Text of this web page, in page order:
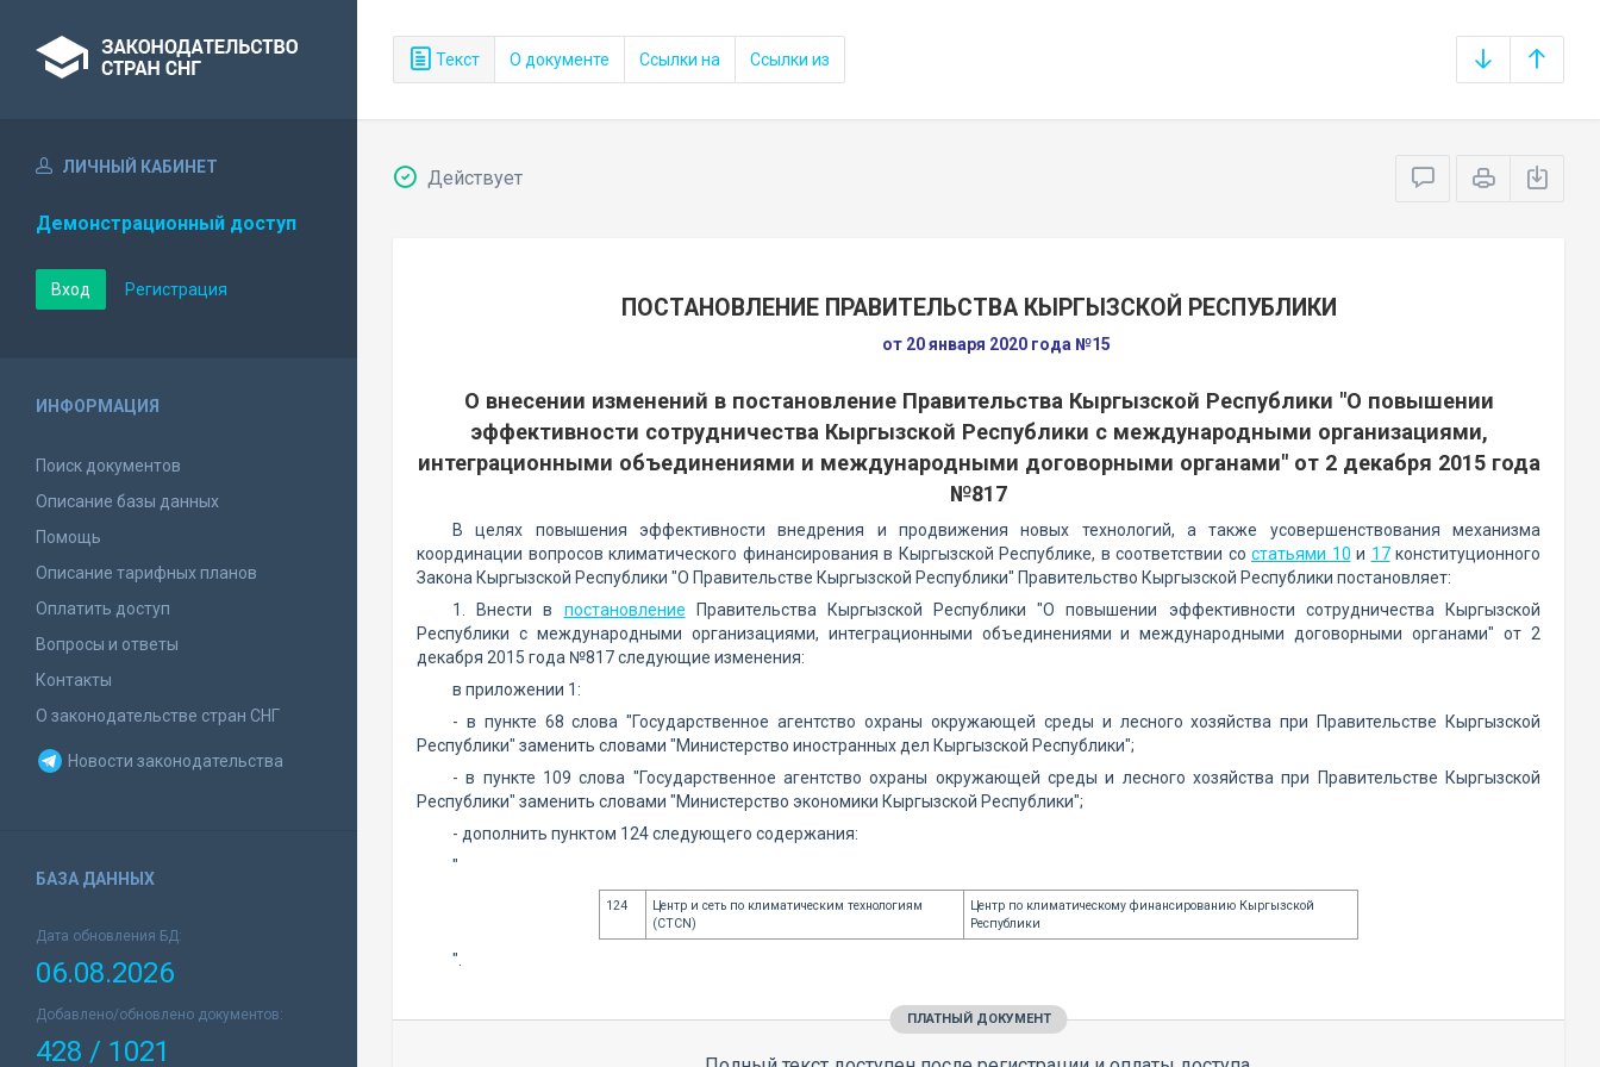
Текст О документе Ссылки на Ссылки из
ЛИЧНЫЙ КАБИНЕТ
Демонстрационный доступ
Вход Регистрация
ИНФОРМАЦИЯ
Поиск документов
Описание базы данных
Помощь
Описание тарифных планов
Оплатить доступ
Вопросы и ответы
Контакты
О законодательстве стран СНГ
Новости законодательства
БАЗА ДАННЫХ
Дата обновления БД:
06.08.2026
Добавлено/обновлено документов:
428 / 1021
Действует
ПОСТАНОВЛЕНИЕ ПРАВИТЕЛЬСТВА КЫРГЫЗСКОЙ РЕСПУБЛИКИ
от 20 января 2020 года №15
О внесении изменений в постановление Правительства Кыргызской Республики "О повышении
эффективности сотрудничества Кыргызской Республики с международными организациями,
интеграционными объединениями и международными договорными органами" от 2 декабря 2015 года
№817
В целях повышения эффективности внедрения и продвижения новых технологий, а также усовершенствования механизма
координации вопросов климатического финансирования в Кыргызской Республике, в соответствии со статьями 10 и 17конституционного
Закона Кыргызской Республики "О Правительстве Кыргызской Республики" Правительство Кыргызской Республики постановляет:
1. Внести в постановление Правительства Кыргызской Республики "О повышении эффективности сотрудничества Кыргызской
Республики с международными организациями, интеграционными объединениями и международными договорными органами" от 2
декабря 2015 года №817 следующие изменения:
в приложении 1:
- в пункте 68 слова "Государственное агентство охраны окружающей среды и лесного хозяйства при Правительстве Кыргызской
Республики" заменить словами "Министерство иностранных дел Кыргызской Республики";
- в пункте 109 слова "Государственное агентство охраны окружающей среды и лесного хозяйства при Правительстве Кыргызской
Республики" заменить словами "Министерство экономики Кыргызской Республики";
- дополнить пунктом 124 следующего содержания:
"
124
Центр и сеть по климатическим технологиям
(CTCN)
Центр по климатическому финансированию Кыргызской
Республики
".
ПЛАТНЫЙ ДОКУМЕНТ